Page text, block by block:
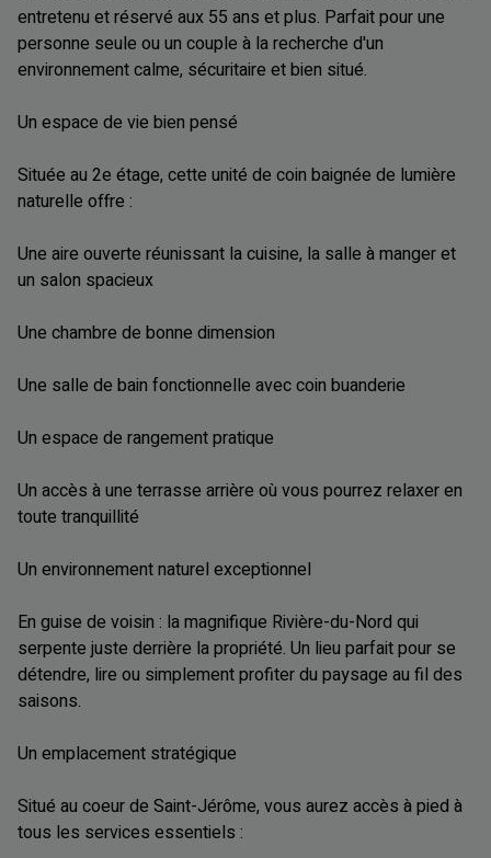
entretenu et réservé aux 55 ans et plus. Parfait pour une
personne seule ou un couple à la recherche d'un
environnement calme, sécuritaire et bien situé.
Un espace de vie bien pensé
Située au 2e étage, cette unité de coin baignée de lumière
naturelle offre :
Une aire ouverte réunissant la cuisine, la salle à manger et
un salon spacieux
Une chambre de bonne dimension
Une salle de bain fonctionnelle avec coin buanderie
Un espace de rangement pratique
Un accès à une terrasse arrière où vous pourrez relaxer en
toute tranquillité
Un environnement naturel exceptionnel
En guise de voisin : la magnifique Rivière-du-Nord qui
serpente juste derrière la propriété. Un lieu parfait pour se
détendre, lire ou simplement profiter du paysage au fil des
saisons.
Un emplacement stratégique
Situé au coeur de Saint-Jérôme, vous aurez accès à pied à
tous les services essentiels :